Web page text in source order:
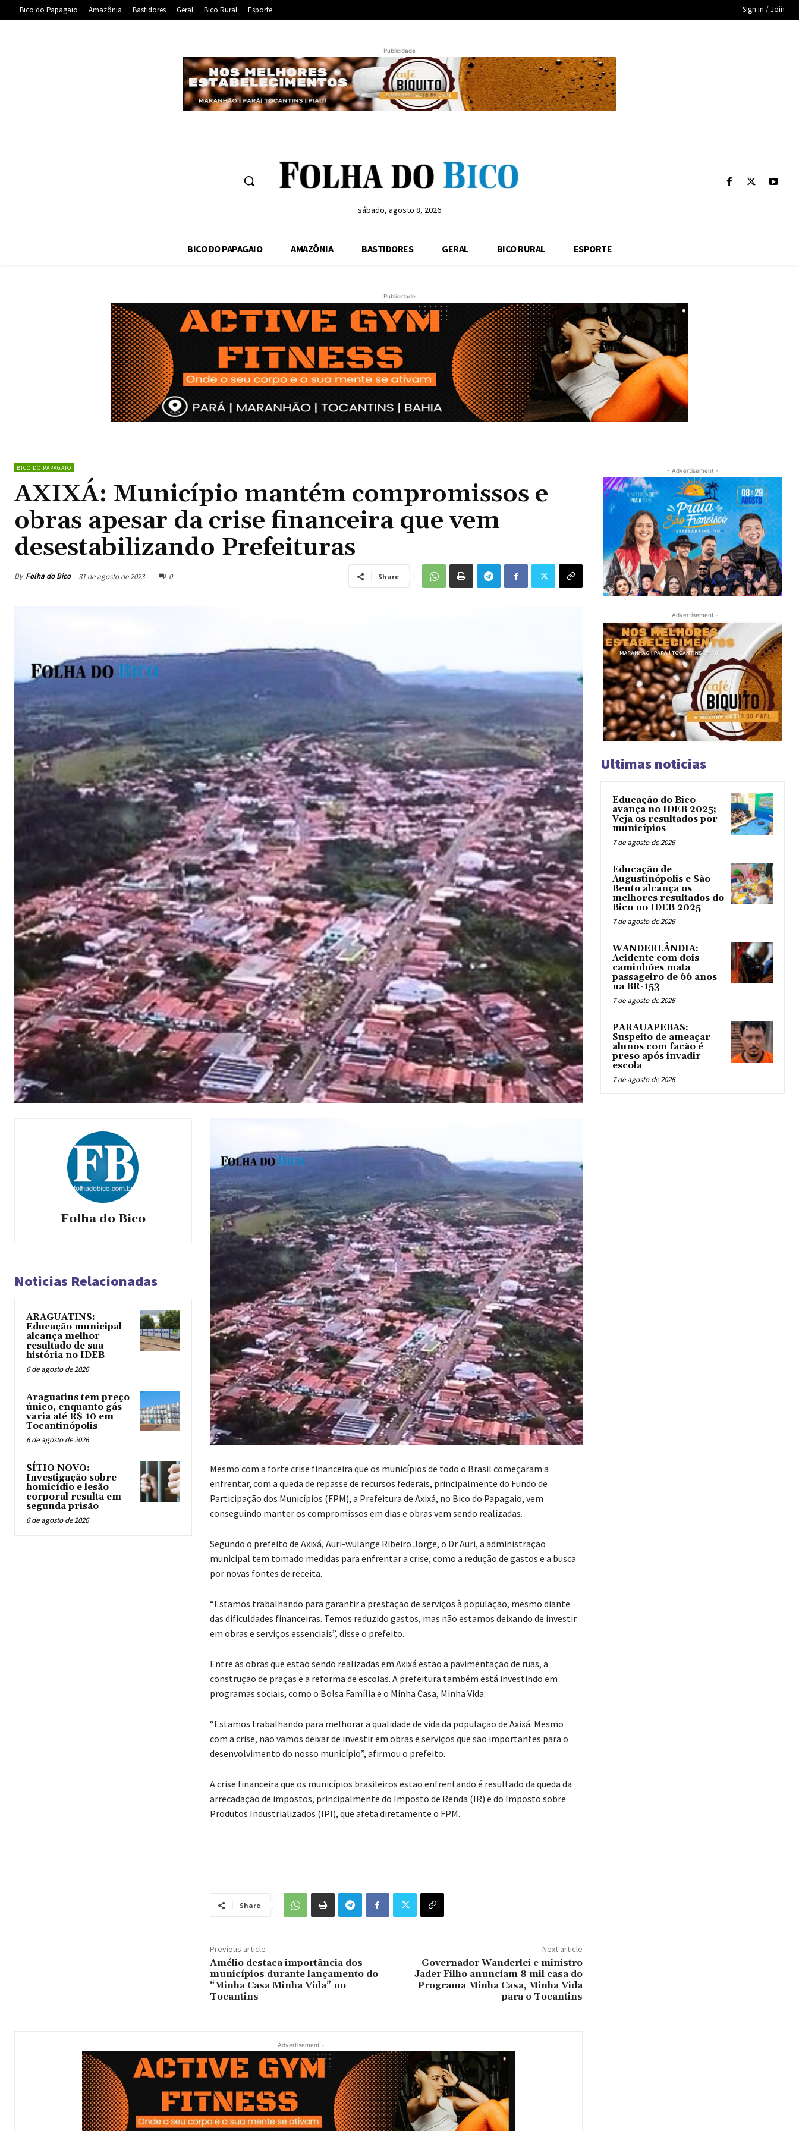
Bico do Papagaio Amazônia Bastidores Geral Bico Rural Esporte Sign in / Join
Publicidade
sábado, agosto 8, 2026
BICO DO PAPAGAIO AMAZÔNIA BASTIDORES GERAL BICO RURAL ESPORTE
Publicidade
BICO DO PAPAGAIO
AXIXÁ: Município mantém compromissos e
obras apesar da crise financeira que vem
desestabilizando Prefeituras
By Folha do Bico 31 de agosto de 2023 0 Share
Folha do Bico
Noticias Relacionadas
ARAGUATINS:
Educação municipal
alcança melhor
resultado de sua
história no IDEB
6 de agosto de 2026
Araguatins tem preço
único, enquanto gás
varia até R$ 10 em
Tocantinópolis
6 de agosto de 2026
SÍTIO NOVO:
Investigação sobre
homicídio e lesão
corporal resulta em
segunda prisão
6 de agosto de 2026
Mesmo com a forte crise financeira que os municípios de todo o Brasil começaram a
enfrentar, com a queda de repasse de recursos federais, principalmente do Fundo de
Participação dos Municípios (FPM), a Prefeitura de Axixá, no Bico do Papagaio, vem
conseguindo manter os compromissos em dias e obras vem sendo realizadas.
Segundo o prefeito de Axixá, Auri-wulange Ribeiro Jorge, o Dr Auri, a administração
municipal tem tomado medidas para enfrentar a crise, como a redução de gastos e a busca
por novas fontes de receita.
“Estamos trabalhando para garantir a prestação de serviços à população, mesmo diante
das dificuldades financeiras. Temos reduzido gastos, mas não estamos deixando de investir
em obras e serviços essenciais”, disse o prefeito.
Entre as obras que estão sendo realizadas em Axixá estão a pavimentação de ruas, a
construção de praças e a reforma de escolas. A prefeitura também está investindo em
programas sociais, como o Bolsa Família e o Minha Casa, Minha Vida.
“Estamos trabalhando para melhorar a qualidade de vida da população de Axixá. Mesmo
com a crise, não vamos deixar de investir em obras e serviços que são importantes para o
desenvolvimento do nosso município”, afirmou o prefeito.
A crise financeira que os municípios brasileiros estão enfrentando é resultado da queda da
arrecadação de impostos, principalmente do Imposto de Renda (IR) e do Imposto sobre
Produtos Industrializados (IPI), que afeta diretamente o FPM.
Share
Previous article
Amélio destaca importância dos
municípios durante lançamento do
“Minha Casa Minha Vida” no
Tocantins
Next article
Governador Wanderlei e ministro
Jader Filho anunciam 8 mil casa do
Programa Minha Casa, Minha Vida
para o Tocantins
- Advertisement -
- Advertisement -
- Advertisement -
Ultimas noticias
Educação do Bico
avança no IDEB 2025;
Veja os resultados por
municípios
7 de agosto de 2026
Educação de
Augustinópolis e São
Bento alcança os
melhores resultados do
Bico no IDEB 2025
7 de agosto de 2026
WANDERLÂNDIA:
Acidente com dois
caminhões mata
passageiro de 66 anos
na BR-153
7 de agosto de 2026
PARAUAPEBAS:
Suspeito de ameaçar
alunos com facão é
preso após invadir
escola
7 de agosto de 2026